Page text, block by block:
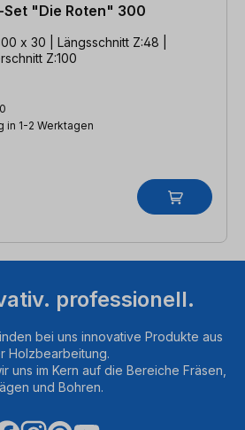
"Die Roten" 300
Z:48 |
Z:100
in 1-2 Werktagen
professionell.
bei uns innovative Produkte aus
Holzbearbeitung.
uns im Kern auf die Bereiche Fräsen,
und Bohren.